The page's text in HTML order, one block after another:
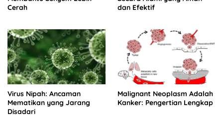
Cerah
dan Efektif
Virus Nipah: Ancaman
Mematikan yang Jarang
Disadari
Malignant Neoplasm Adalah
Kanker: Pengertian Lengkap